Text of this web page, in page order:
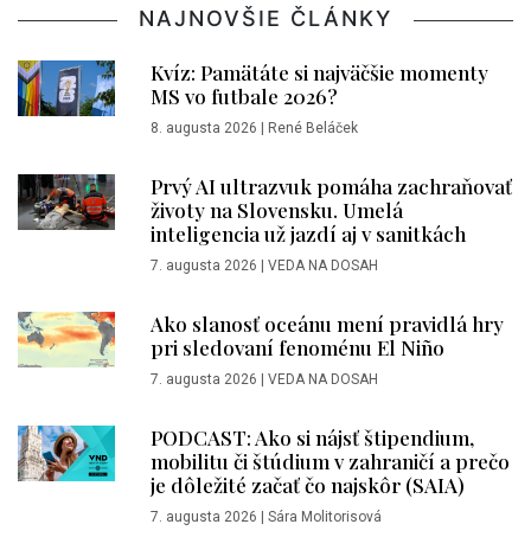
NAJNOVŠIE ČLÁNKY
Kvíz: Pamätáte si najväčšie momenty
MS vo futbale 2026?
8. augusta 2026 René Beláček
Prvý AI ultrazvuk pomáha zachraňovať
životy na Slovensku. Umelá
inteligencia už jazdí aj v sanitkách
7. augusta 2026 VEDA NA DOSAH
Ako slanosť oceánu mení pravidlá hry
pri sledovaní fenoménu El Niño
7. augusta 2026 VEDA NA DOSAH
PODCAST: Ako si nájsť štipendium,
mobilitu či štúdium v zahraničí a prečo
je dôležité začať čo najskôr (SAIA)
7. augusta 2026 Sára Molitorisová